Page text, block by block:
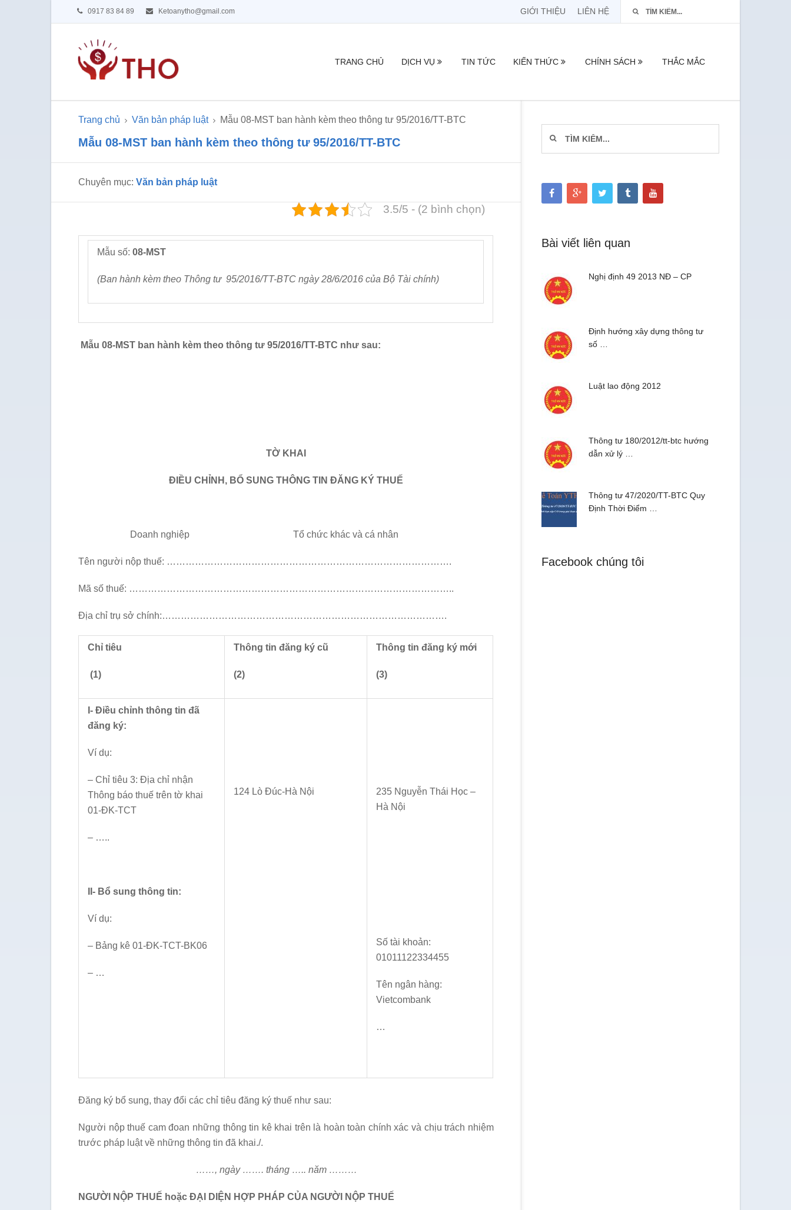
0917 83 84 89 Ketoanytho@gmail.com GIỚI THIỆU LIÊN HỆ
TRANG CHỦ DỊCH VỤ TIN TỨC KIẾN THỨC CHÍNH SÁCH THẮC MẮC
Trang chủ Văn bản pháp luật Mẫu 08-MST ban hành kèm theo thông tư 95/2016/TT-BTC
Mẫu 08-MST ban hành kèm theo thông tư 95/2016/TT-BTC
Chuyên mục:Văn bản pháp luật
3.5/5 - (2 bình chọn)
Mẫu số: 08-MST
(Ban hành kèm theo Thông tư 95/2016/TT-BTC ngày 28/6/2016của Bộ Tài chính)
Mẫu 08-MST ban hành kèm theo thông tư 95/2016/TT-BTC như sau:
TỜ KHAI
ĐIỀU CHỈNH, BỔ SUNG THÔNG TIN ĐĂNG KÝ THUẾ
Doanh nghiệp Tổ chức khác và cá nhân
Tên người nộp thuế: ……………………………………………………………………………….
Mã số thuế: …………………………………………………………………………………………..
Địa chỉ trụ sở chính:……………………………………………………………………………….
Chỉ tiêu
(1)
Thông tin đăng ký cũ
(2)
Thông tin đăng ký mới
(3)
I- Điều chỉnh thông tin đã
đăng ký:
Ví dụ:
– Chỉ tiêu 3: Địa chỉ nhận
Thông báo thuế trên tờ khai
01-ĐK-TCT
– …..
II- Bổ sung thông tin:
Ví dụ:
– Bảng kê 01-ĐK-TCT-BK06
– …
124 Lò Đúc-Hà Nội
235 Nguyễn Thái Học –
Hà Nội
Số tài khoản:
01011122334455
Tên ngân hàng:
Vietcombank
…
Đăng ký bổ sung, thay đổi các chỉ tiêu đăng ký thuế như sau:
Người nộp thuế cam đoan những thông tin kê khai trên là hoàn toàn chính xác và chịu trách nhiệm
trước pháp luật về những thông tin đã khai./.
……, ngày ……. tháng ….. năm ………
NGƯỜI NỘP THUẾ hoặc ĐẠI DIỆN HỢP PHÁP CỦA NGƯỜI NỘP THUẾ
Bài viết liên quan
Nghị định 49 2013 NĐ – CP
Định hướng xây dựng thông tư
số …
Luật lao động 2012
Thông tư 180/2012/tt-btc hướng
dẫn xử lý …
Thông tư 47/2020/TT-BTC Quy
Định Thời Điểm …
Facebook chúng tôi